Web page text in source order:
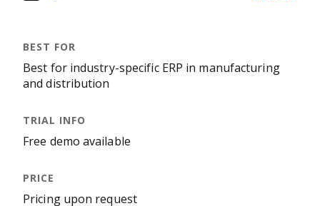
Best for industry-specific ERP in manufacturing
and distribution
Free demo available
Pricing upon request